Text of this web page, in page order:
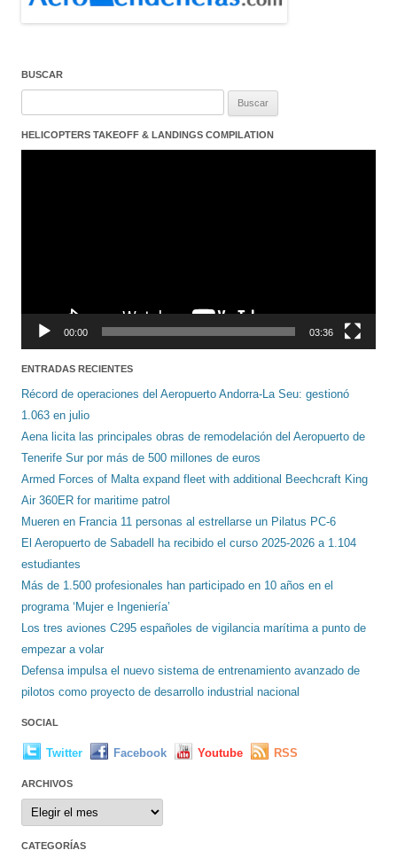
BUSCAR
HELICOPTERS TAKEOFF & LANDINGS COMPILATION
00:00 03:36
ENTRADAS RECIENTES
Récord de operaciones del Aeropuerto Andorra-La Seu: gestionó
1.063 en julio
Aena licita las principales obras de remodelación del Aeropuerto de
Tenerife Sur por más de 500 millones de euros
Armed Forces of Malta expand fleet with additional Beechcraft King
Air 360ER for maritime patrol
Mueren en Francia 11 personas al estrellarse un Pilatus PC-6
El Aeropuerto de Sabadell ha recibido el curso 2025-2026 a 1.104
estudiantes
Más de 1.500 profesionales han participado en 10 años en el
programa ‘Mujer e Ingeniería’
Los tres aviones C295 españoles de vigilancia marítima a punto de
empezar a volar
Defensa impulsa el nuevo sistema de entrenamiento avanzado de
pilotos como proyecto de desarrollo industrial nacional
SOCIAL
Twitter Facebook Youtube RSS
ARCHIVOS
Archivos
CATEGORÍAS